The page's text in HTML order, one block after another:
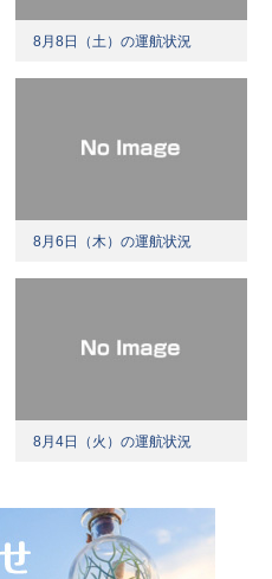
8月8日（土）の運航状況
8月6日（木）の運航状況
8月4日（火）の運航状況